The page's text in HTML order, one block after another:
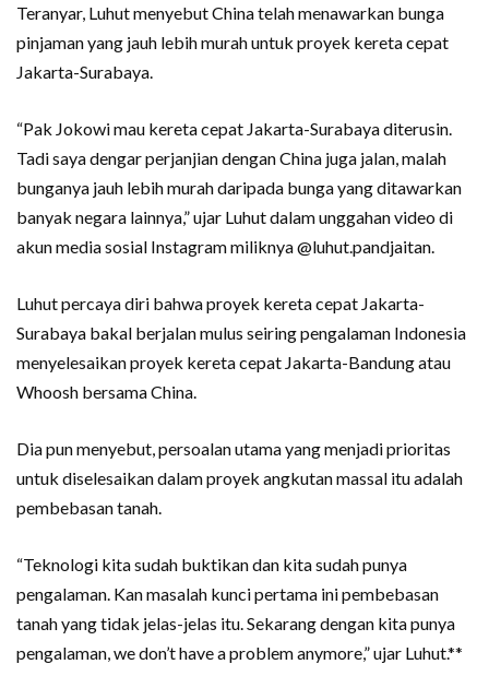
Teranyar, Luhut menyebut China telah menawarkan bunga
pinjaman yang jauh lebih murah untuk proyek kereta cepat
Jakarta-Surabaya.
“Pak Jokowi mau kereta cepat Jakarta-Surabaya diterusin.
Tadi saya dengar perjanjian dengan China juga jalan, malah
bunganya jauh lebih murah daripada bunga yang ditawarkan
banyak negara lainnya,” ujar Luhut dalam unggahan video di
akun media sosial Instagram miliknya @luhut.pandjaitan.
Luhut percaya diri bahwa proyek kereta cepat Jakarta-
Surabaya bakal berjalan mulus seiring pengalaman Indonesia
menyelesaikan proyek kereta cepat Jakarta-Bandung atau
Whoosh bersama China.
Dia pun menyebut, persoalan utama yang menjadi prioritas
untuk diselesaikan dalam proyek angkutan massal itu adalah
pembebasan tanah.
“Teknologi kita sudah buktikan dan kita sudah punya
pengalaman. Kan masalah kunci pertama ini pembebasan
tanah yang tidak jelas-jelas itu. Sekarang dengan kita punya
pengalaman, we don’t have a problem anymore,” ujar Luhut.**